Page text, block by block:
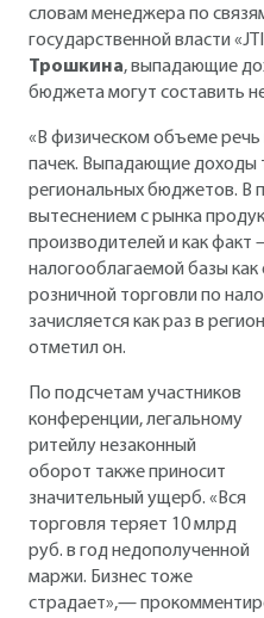
словам менеджера по
государственной власти
Трошкина, выпадающие
бюджета могут составить
«В физическом объеме
пачек. Выпадающие доходы
региональных бюджетов. В
вытеснением с рынка
производителей и как
налогооблагаемой базы как
розничной торговли по
зачисляется как раз в
отметил он.
По подсчетам участников
конференции, легальному
ритейлу незаконный
оборот также приносит
значительный ущерб. «Вся
торговля теряет 10 млрд
руб. в год недополученной
маржи. Бизнес тоже
страдает»,—